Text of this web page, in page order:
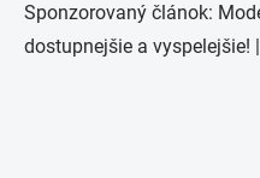
Sponzorovaný článok:
dostupnejšie a vyspelejšie! |